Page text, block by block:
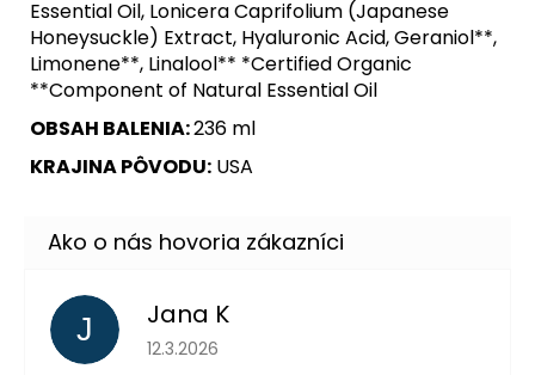
Essential Oil, Lonicera Caprifolium (Japanese
Honeysuckle) Extract, Hyaluronic Acid, Geraniol**,
Limonene**, Linalool** *Certified Organic
**Component of Natural Essential Oil
OBSAH BALENIA:236 ml
KRAJINA PÔVODU: USA
J Jana K
Hodnotenie obchodu je 5 z 5 hviezdičiek.
12.3.2026